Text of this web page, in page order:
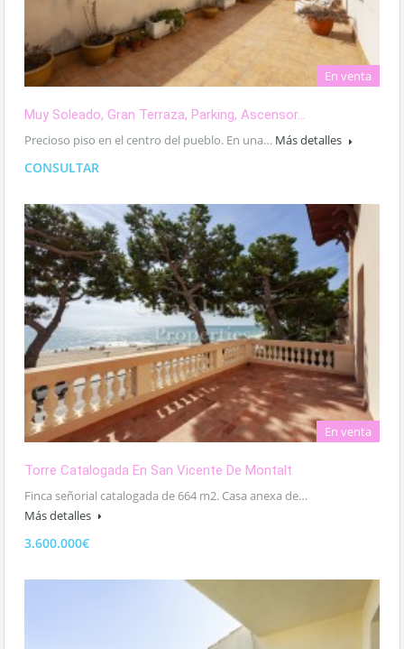
En venta
Muy Soleado, Gran Terraza, Parking, Ascensor…
Precioso piso en el centro del pueblo. En una… Más detalles
CONSULTAR
En venta
Torre Catalogada En San Vicente De Montalt
Finca señorial catalogada de 664 m2. Casa anexa de…
Más detalles
3.600.000€